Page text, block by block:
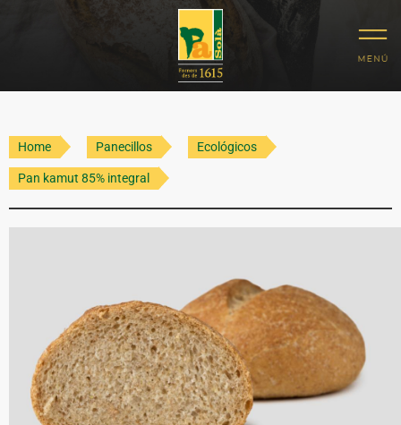
Home Panecillos Ecológicos
Pan kamut 85% integral